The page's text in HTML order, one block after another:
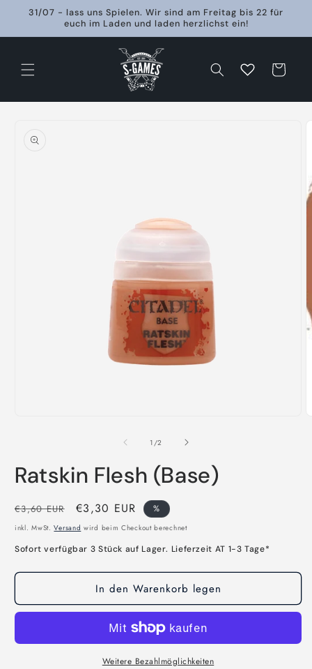
zum
31/07 - lass uns Spielen. Wir sind am Freitag bis 22 für
euch im Laden und laden herzlichst ein!
Warenkorb
1 /von
2
Ratskin Flesh (Base)
Normaler
Preis
€3,60 EUR Verkaufspreis
€3,30 EUR %
inkl. MwSt.Versand wird beim Checkout berechnet
Sofort verfügbar 3 Stück auf Lager. Lieferzeit AT 1-3 Tage*
In den Warenkorb legen
Weitere Bezahlmöglichkeiten